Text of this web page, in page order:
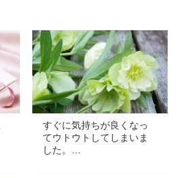
すぐに気持ちが良くなっ
てウトウトしてしまいま
した。…